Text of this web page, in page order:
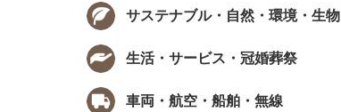
サステナブル・自然・環境・生物
生活・サービス・冠婚葬祭
車両・航空・船舶・無線